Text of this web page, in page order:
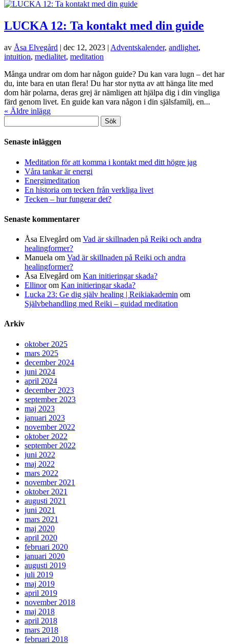
LUCKA 12: Ta kontakt med din guide
av Åsa Elvegård | dec 12, 2023 | Adventskalender, andlighet,
intuition, medialitet, meditation
Många undrar om dom har någon guide? Du kan vara lugn – det har
du, inte bara en utan flera! Du har stor nytta av att hänga lite med
dom här polarna, deras grej är nämligen att hjälpa dig i din vingliga
färd genom livet. En guide kan vara någon i din själsfamilj, en...
« Äldre inlägg
efter:
Senaste inläggen
Meditation för att komma i kontakt med ditt högre jag
Våra tankar är energi
Energimeditation
En historia om tecken från verkliga livet
Tecken – hur fungerar det?
Senaste kommentarer
Åsa Elvegård om Vad är skillnaden på Reiki och andra
healingformer?
Manuela om Vad är skillnaden på Reiki och andra
healingformer?
Åsa Elvegård om Kan initieringar skada?
Ellinorom Kan initieringar skada?
Lucka 23: Ge dig själv healing | Reikiakademin om
Självbehandling med Reiki – guidad meditation
Arkiv
oktober 2025
mars 2025
december 2024
juni 2024
april 2024
december 2023
september 2023
maj 2023
januari 2023
november 2022
oktober 2022
september 2022
juni 2022
maj 2022
mars 2022
november 2021
oktober 2021
augusti 2021
juni 2021
mars 2021
maj 2020
april 2020
februari 2020
januari 2020
augusti 2019
juli 2019
maj 2019
april 2019
november 2018
maj 2018
april 2018
mars 2018
februari 2018